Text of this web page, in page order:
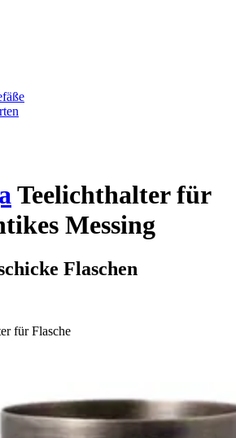
Teelichthalter für
Messing
Flaschen
für Flasche